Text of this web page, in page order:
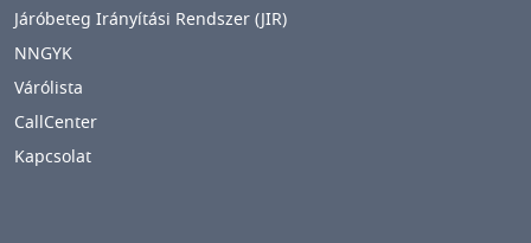
Járóbeteg Irányítási Rendszer (JIR)
NNGYK
Várólista
CallCenter
Kapcsolat